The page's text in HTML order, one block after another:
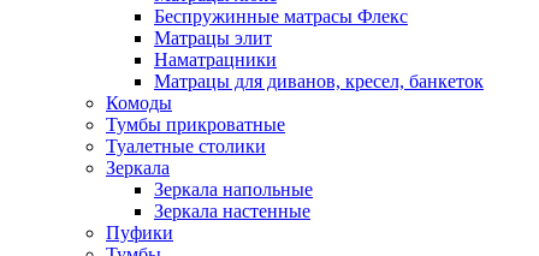
Беспружинные матрасы Флекс
Матрацы элит
Наматрацники
Матрацы для диванов, кресел, банкеток
Комоды
Тумбы прикроватные
Туалетные столики
Зеркала
Зеркала напольные
Зеркала настенные
Пуфики